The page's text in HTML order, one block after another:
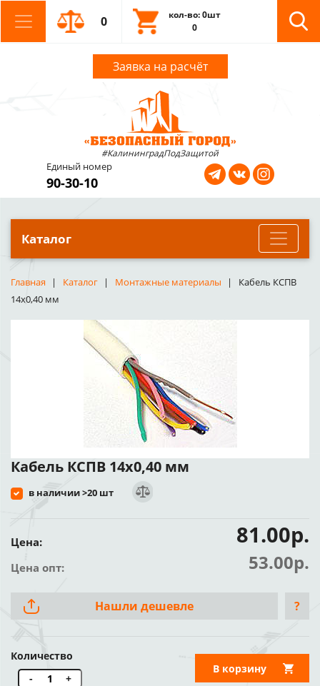
0
кол-во: 0шт
0
Заявка на расчёт
#КалининградПодЗащитой
Единый номер
90-30-10
Каталог
Главная Каталог Монтажные материалы
Кабель КСПВ
14х0,40 мм
Кабель КСПВ 14х0,40 мм
в наличии >20 шт
Цена: 81.00р.
Цена опт: 53.00р.
Нашли дешевле ?
Количество
-
+
В корзину